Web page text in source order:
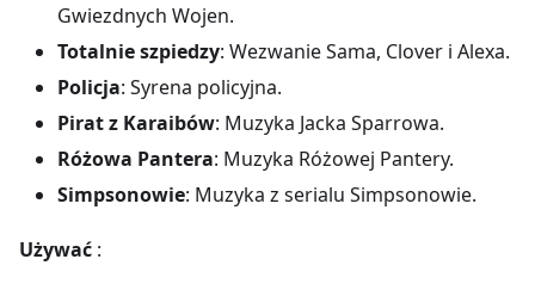
Gwiezdnych Wojen.
Totalnie szpiedzy: Wezwanie Sama, Clover i Alexa.
Policja: Syrena policyjna.
Pirat z Karaibów: Muzyka Jacka Sparrowa.
Różowa Pantera: Muzyka Różowej Pantery.
Simpsonowie: Muzyka z serialu Simpsonowie.
Używać :